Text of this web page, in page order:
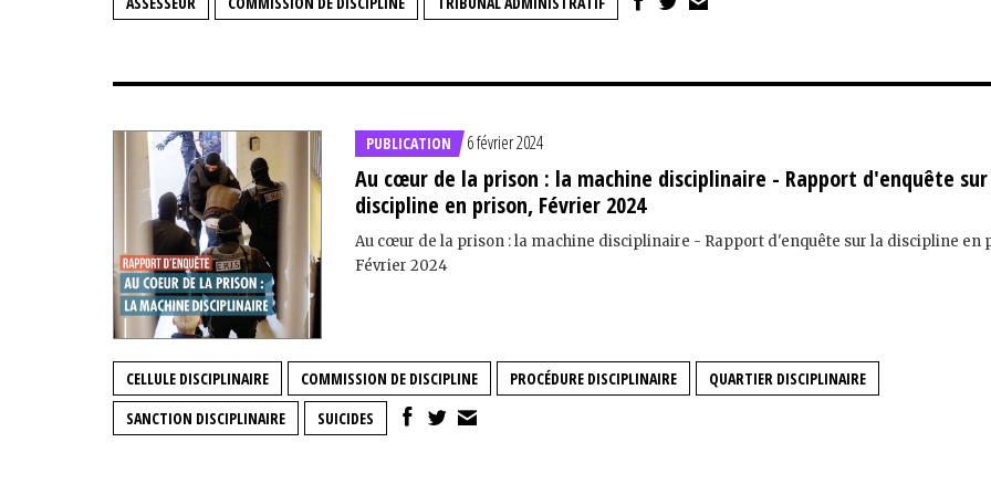
PUBLICATION 6 février 2024
Au cœur de la prison : la machine disciplinaire - Rapport d'enquête
discipline en prison, Février 2024
Au cœur de la prison : la machine disciplinaire - Rapport d'enquête sur la discipline en
Février 2024
CELLULE DISCIPLINAIRE COMMISSION DE DISCIPLINE PROCÉDURE DISCIPLINAIRE
QUARTIER DISCIPLINAIRE
SANCTION DISCIPLINAIRE
SUICIDES